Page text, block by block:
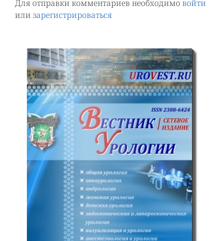
Для отправки комментариев необходимо войти
или зарегистрироваться